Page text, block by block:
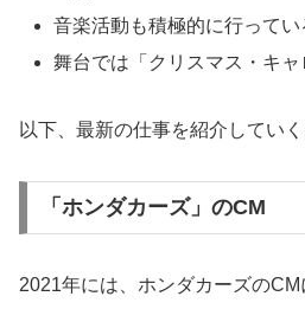
音楽活動も積極的に行ってい
舞台では「クリスマス・キ
以下、最新の仕事を紹介していく
「ホンダカーズ」のCM
2021年には、ホンダカーズのCM